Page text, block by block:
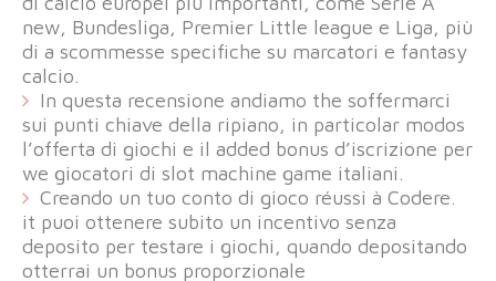
new, Bundesliga, Premier Little league e Liga, più
di a scommesse specifiche su marcatori e fantasy
calcio.
In questa recensione andiamo the soffermarci
sui punti chiave della ripiano, in particolar modos
l’offerta di giochi e il added bonus d’iscrizione per
we giocatori di slot machine game italiani.
Creando un tuo conto di gioco réussi à Codere.
it puoi ottenere subito un incentivo senza
deposito per testare i giochi, quando depositando
otterrai un bonus proporzionale